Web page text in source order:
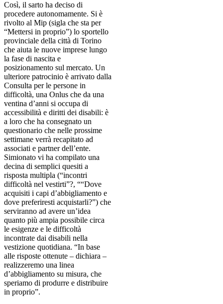
Così, il sarto ha deciso di
procedere autonomamente. Si è
rivolto al Mip (sigla che sta per
“Mettersi in proprio”) lo sportello
provinciale della città di Torino
che aiuta le nuove imprese lungo
la fase di nascita e
posizionamento sul mercato. Un
ulteriore patrocinio è arrivato dalla
Consulta per le persone in
difficoltà, una Onlus che da una
ventina d’anni si occupa di
accessibilità e diritti dei disabili: è
a loro che ha consegnato un
questionario che nelle prossime
settimane verrà recapitato ad
associati e partner dell’ente.
Simionato vi ha compilato una
decina di semplici quesiti a
risposta multipla (“incontri
difficoltà nel vestirti”?, ““Dove
acquisiti i capi d’abbigliamento e
dove preferiresti acquistarli?”) che
serviranno ad avere un’idea
quanto più ampia possibile circa
le esigenze e le difficoltà
incontrate dai disabili nella
vestizione quotidiana. “In base
alle risposte ottenute – dichiara –
realizzeremo una linea
d’abbigliamento su misura, che
speriamo di produrre e distribuire
in proprio”.